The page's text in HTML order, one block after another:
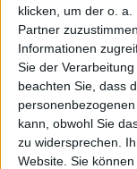
klicken, um der o.
Partner
Informationen
Sie der
beachten Sie, dass
kann, obwohl Sie
zu widersprechen.
Website. Sie